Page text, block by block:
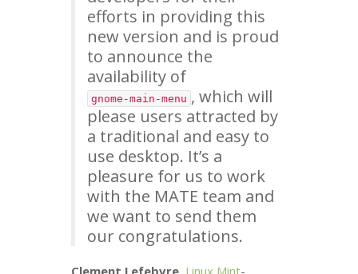
efforts in providing this
new version and is proud
to announce the
availability of
gnome-main-menu , which will
please users attracted by
a traditional and easy to
use desktop. It’s a
pleasure for us to work
with the MATE team and
we want to send them
our congratulations.
Clement Lefebvre, Linux Mint-